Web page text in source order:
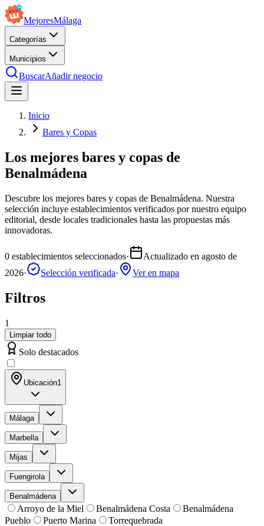
MejoresMálaga
Categorías
Municipios
BuscarAñadir negocio
Inicio
Bares y Copas
Los mejores bares y copas de
Benalmádena
Descubre los mejores bares y copas de Benalmádena. Nuestra
selección incluye establecimientos verificados por nuestro equipo
editorial, desde locales tradicionales hasta las propuestas más
innovadoras.
0 establecimientos seleccionados· Actualizado en agosto de
2026· Selección verificada· Ver en mapa
Filtros
1
Limpiar todo
Solo destacados
Ubicación1
Málaga
Marbella
Mijas
Fuengirola
Benalmádena
Arroyo de la Miel Benalmádena Costa
Benalmádena
Pueblo
Puerto Marina Torrequebrada